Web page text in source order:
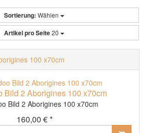
Sortierung: Wählen
Artikel pro Seite20
100 x70cm
Bild 2 Aborigines 100 x70cm
Bild 2 Aborigines 100 x70cm
160,00 € *